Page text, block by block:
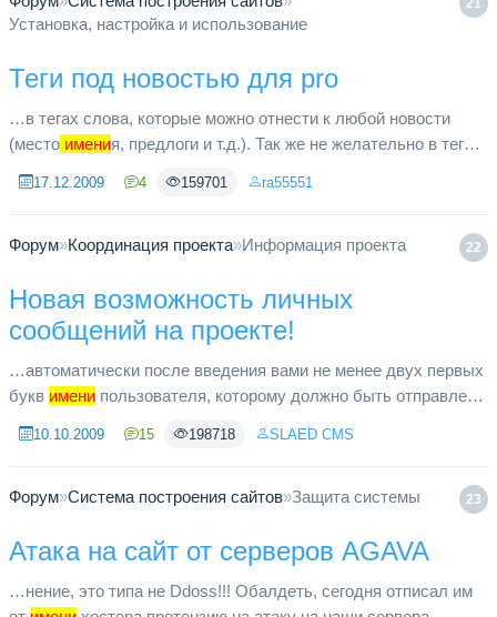
21
Установка, настройка и использование
Теги под новостью для pro
…в тегах слова, которые можно отнести к любой новости
(место имения, предлоги и т.д.). Так же не желательно в теги
другие кон...
17.12.2009 4 159701 ra55551
22
Форум»Координация проекта»Информация проекта
Новая возможность личных
сообщений на проекте!
…автоматически после введения вами не менее двух первых
букв имени пользователя, которому должно быть отправлено
комментариев ...
10.10.2009 15 198718 SLAED CMS
23
Форум»Система построения сайтов»Защита системы
Атака на сайт от серверов AGAVA
…нение, это типа не Ddoss!!! Обалдеть, сегодня отписал им